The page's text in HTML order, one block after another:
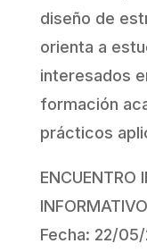
diseño de
orienta a
interesados
formación
prácticos
ENCUENTRO
Fecha: 22/